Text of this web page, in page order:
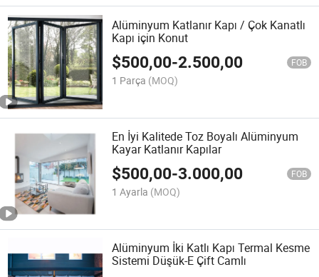
Alüminyum Katlanır Kapı / Çok Kanatlı
Kapı için Konut
$500,00-2.500,00 FOB
1 Parça (MOQ)
En İyi Kalitede Toz Boyalı Alüminyum
Kayar Katlanır Kapılar
$500,00-3.000,00 FOB
1 Ayarla (MOQ)
Alüminyum İki Katlı Kapı Termal Kesme
Sistemi Düşük-E Çift Camlı